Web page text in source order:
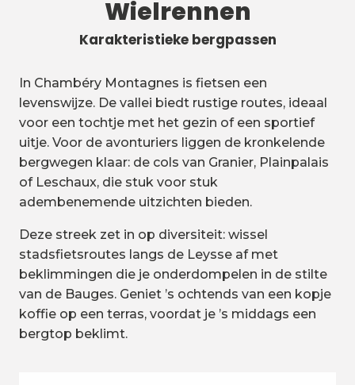
Wielrennen
Karakteristieke bergpassen
In Chambéry Montagnes is fietsen een
levenswijze. De vallei biedt rustige routes, ideaal
voor een tochtje met het gezin of een sportief
uitje. Voor de avonturiers liggen de kronkelende
bergwegen klaar: de cols van Granier, Plainpalais
of Leschaux, die stuk voor stuk
adembenemende uitzichten bieden.
Deze streek zet in op diversiteit: wissel
stadsfietsroutes langs de Leysse af met
beklimmingen die je onderdompelen in de stilte
van de Bauges. Geniet ’s ochtends van een kopje
koffie op een terras, voordat je ’s middags een
bergtop beklimt.